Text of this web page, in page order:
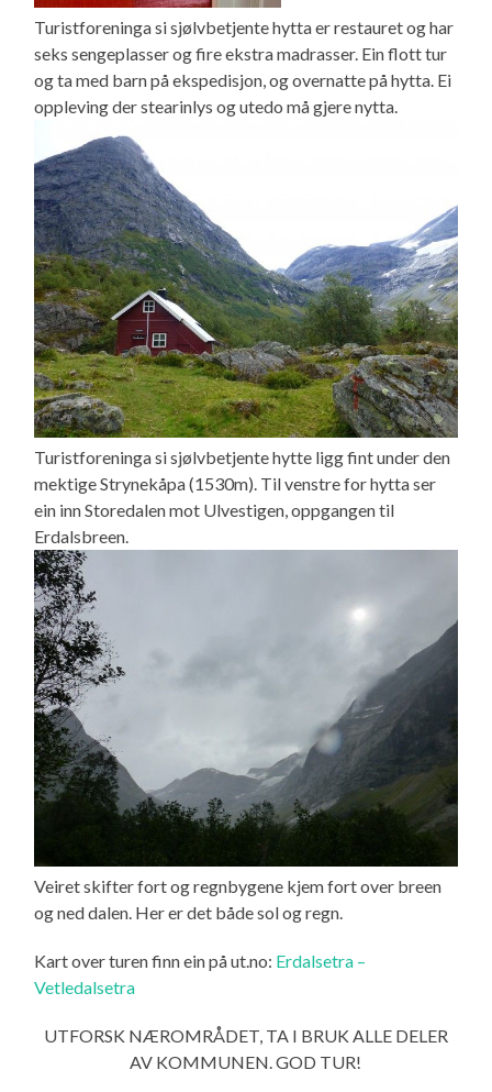
Turistforeninga si sjølvbetjente hytta er restauret og har
seks sengeplasser og fire ekstra madrasser. Ein flott tur
og ta med barn på ekspedisjon, og overnatte på hytta. Ei
oppleving der stearinlys og utedo må gjere nytta.
Turistforeninga si sjølvbetjente hytte ligg fint under den
mektige Strynekåpa (1530m). Til venstre for hytta ser
ein inn Storedalen mot Ulvestigen, oppgangen til
Erdalsbreen.
Veiret skifter fort og regnbygene kjem fort over breen
og ned dalen. Her er det både sol og regn.
Kart over turen finn ein på ut.no: Erdalsetra –
Vetledalsetra
UTFORSK NÆROMRÅDET, TA I BRUK ALLE DELER
AV KOMMUNEN. GOD TUR!